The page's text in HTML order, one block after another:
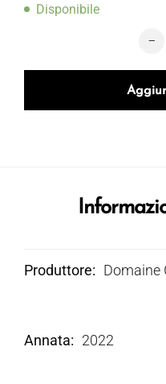
Disponibile
Produttore Domaine
Annata 2022